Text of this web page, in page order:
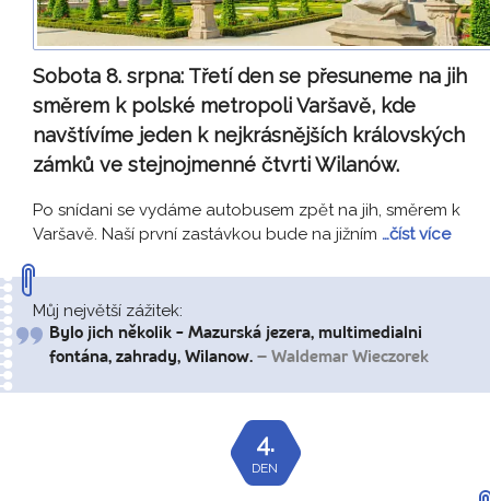
Sobota 8. srpna: Třetí den se přesuneme na jih
směrem k polské metropoli Varšavě, kde
navštívíme jeden k nejkrásnějších královských
zámků ve stejnojmenné čtvrti Wilanów.
Po snídani se vydáme autobusem zpět na jih, směrem k
Varšavě. Naší první zastávkou bude na jižním …číst více
Můj největší zážitek:
Bylo jich několik - Mazurská jezera, multimedialni
fontána, zahrady, Wilanow. – Waldemar Wieczorek
4.
DEN